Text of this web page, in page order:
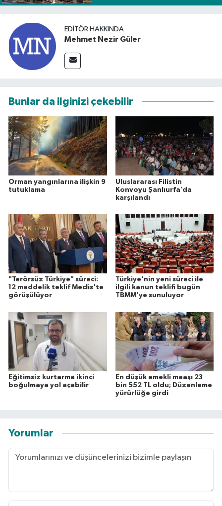
EDITÖR HAKKINDA
Mehmet Nezir Güler
Bunlar da ilginizi çekebilir
Orman yangınlarına ilişkin 9
tutuklama
Uluslararası Filistin
Konvoyu Şanlıurfa’da
karşılandı
"Terörsüz Türkiye" süreci:
12 maddelik teklif Meclis'te
görüşülüyor
Türkiye'nin yeni süreci ile
ilgili kanun teklifi bugün
TBMM'ye sunuluyor
Eğitimsiz kurtarma ikinci
boğulmaya yol açabilir
En düşük emekli maaşı 23
bin 552 TL oldu; Düzenleme
yürürlüğe girdi
Yorumlar